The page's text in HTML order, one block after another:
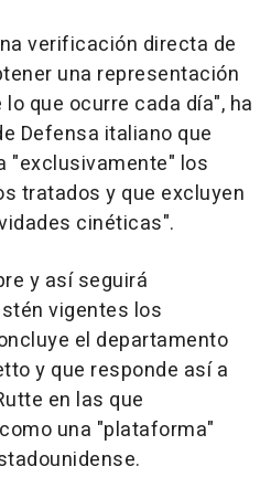
verificación directa de
una representación
que ocurre cada día", ha
Defensa italiano que
"exclusivamente" los
tratados y que excluyen
cinéticas".
y así seguirá
vigentes los
el departamento
y que responde así a
en las que
una "plataforma"